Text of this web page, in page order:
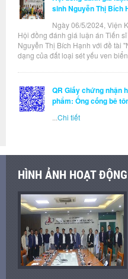
sinh Nguyễn Thị Bích
Ngày 06/5/2024, Viện
Hội đồng đánh giá luận án Tiến
Nguyễn Thị Bích Hạnh với đề tài
dạng của đất loại sét yếu ven biển
QR Giấy chứng nhận
phẩm: Ống cống bê
Chi tiết
HÌNH ẢNH HOẠT ĐỘNG